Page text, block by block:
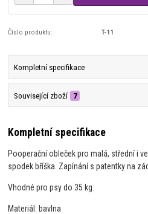
Číslo produktu: T-11
Kompletní specifikace
Související zboží 7
Kompletní specifikace
Pooperační obleček pro malá, střední i
spodek bříška. Zapínání s patentky na
Vhodné pro psy do 35 kg.
Materiál: bavlna